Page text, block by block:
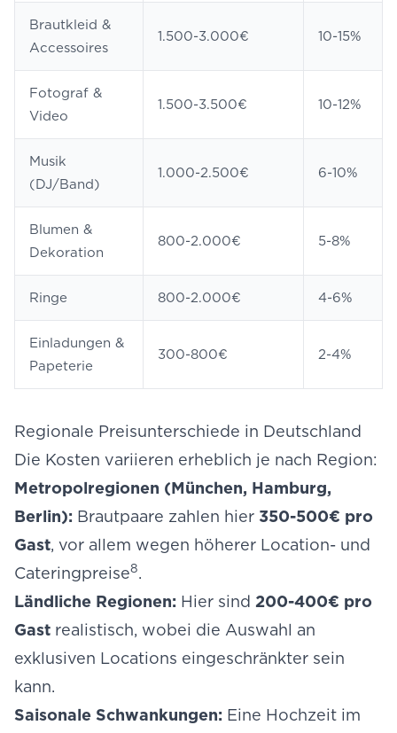
Brautkleid &
Accessoires
1.500-3.000€ 10-15%
Fotograf &
Video
1.500-3.500€ 10-12%
Musik
(DJ/Band)
1.000-2.500€ 6-10%
Blumen &
Dekoration
800-2.000€ 5-8%
Ringe 800-2.000€ 4-6%
Einladungen &
Papeterie
300-800€ 2-4%
Regionale Preisunterschiede in Deutschland
Die Kosten variieren erheblich je nach Region:
Metropolregionen (München, Hamburg,
Berlin): Brautpaare zahlen hier 350-500€ pro
Gast, vor allem wegen höherer Location- und
Cateringpreise8.
Ländliche Regionen: Hier sind 200-400€ pro
Gast realistisch, wobei die Auswahl an
exklusiven Locations eingeschränkter sein
kann.
Saisonale Schwankungen: Eine Hochzeit im